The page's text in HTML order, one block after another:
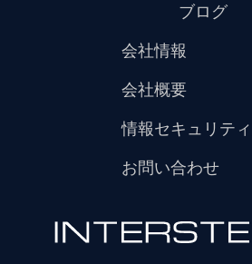
ブログ
会社情報
会社概要
情報セキュリテ
お問い合わせ